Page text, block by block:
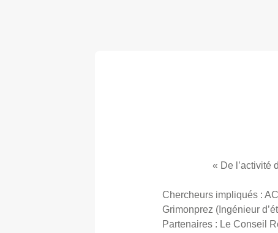
« De l’activité
Chercheurs impliqués :
Grimonprez (Ingénieur
Partenaires : Le Conseil